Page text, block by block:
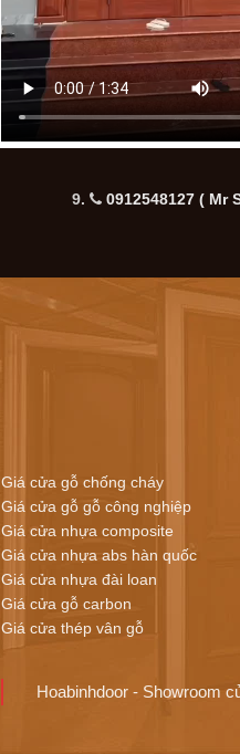
9. 0912548127 ( Mr
Giá cửa gỗ chống cháy
Giá cửa gỗ gỗ công nghiệp
Giá cửa nhựa composite
Giá cửa nhựa abs hàn quốc
Giá cửa nhựa đài loan
Giá cửa gỗ carbon
Giá cửa thép vân gỗ
Hoabinhdoor - Showroom